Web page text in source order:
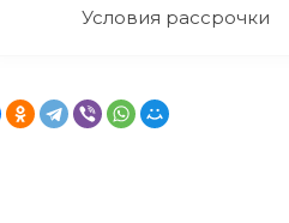
Условия рассрочки